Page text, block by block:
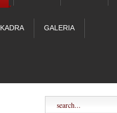
KADRA GALERIA